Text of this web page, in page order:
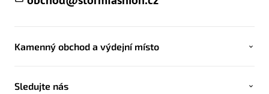
Kamenný obchod a výdejní místo
Sledujte nás